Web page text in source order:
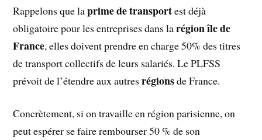
Rappelons que laprime de transportest déjà
obligatoire pour les entreprises dans larégion île de
France, elles doivent prendre en charge 50% des titres
de transport collectifs de leurs salariés. Le PLFSS
prévoit de l’étendre aux autresrégionsde France.
Concrètement, si on travaille en région parisienne, on
peut espérer se faire rembourser 50 % de son